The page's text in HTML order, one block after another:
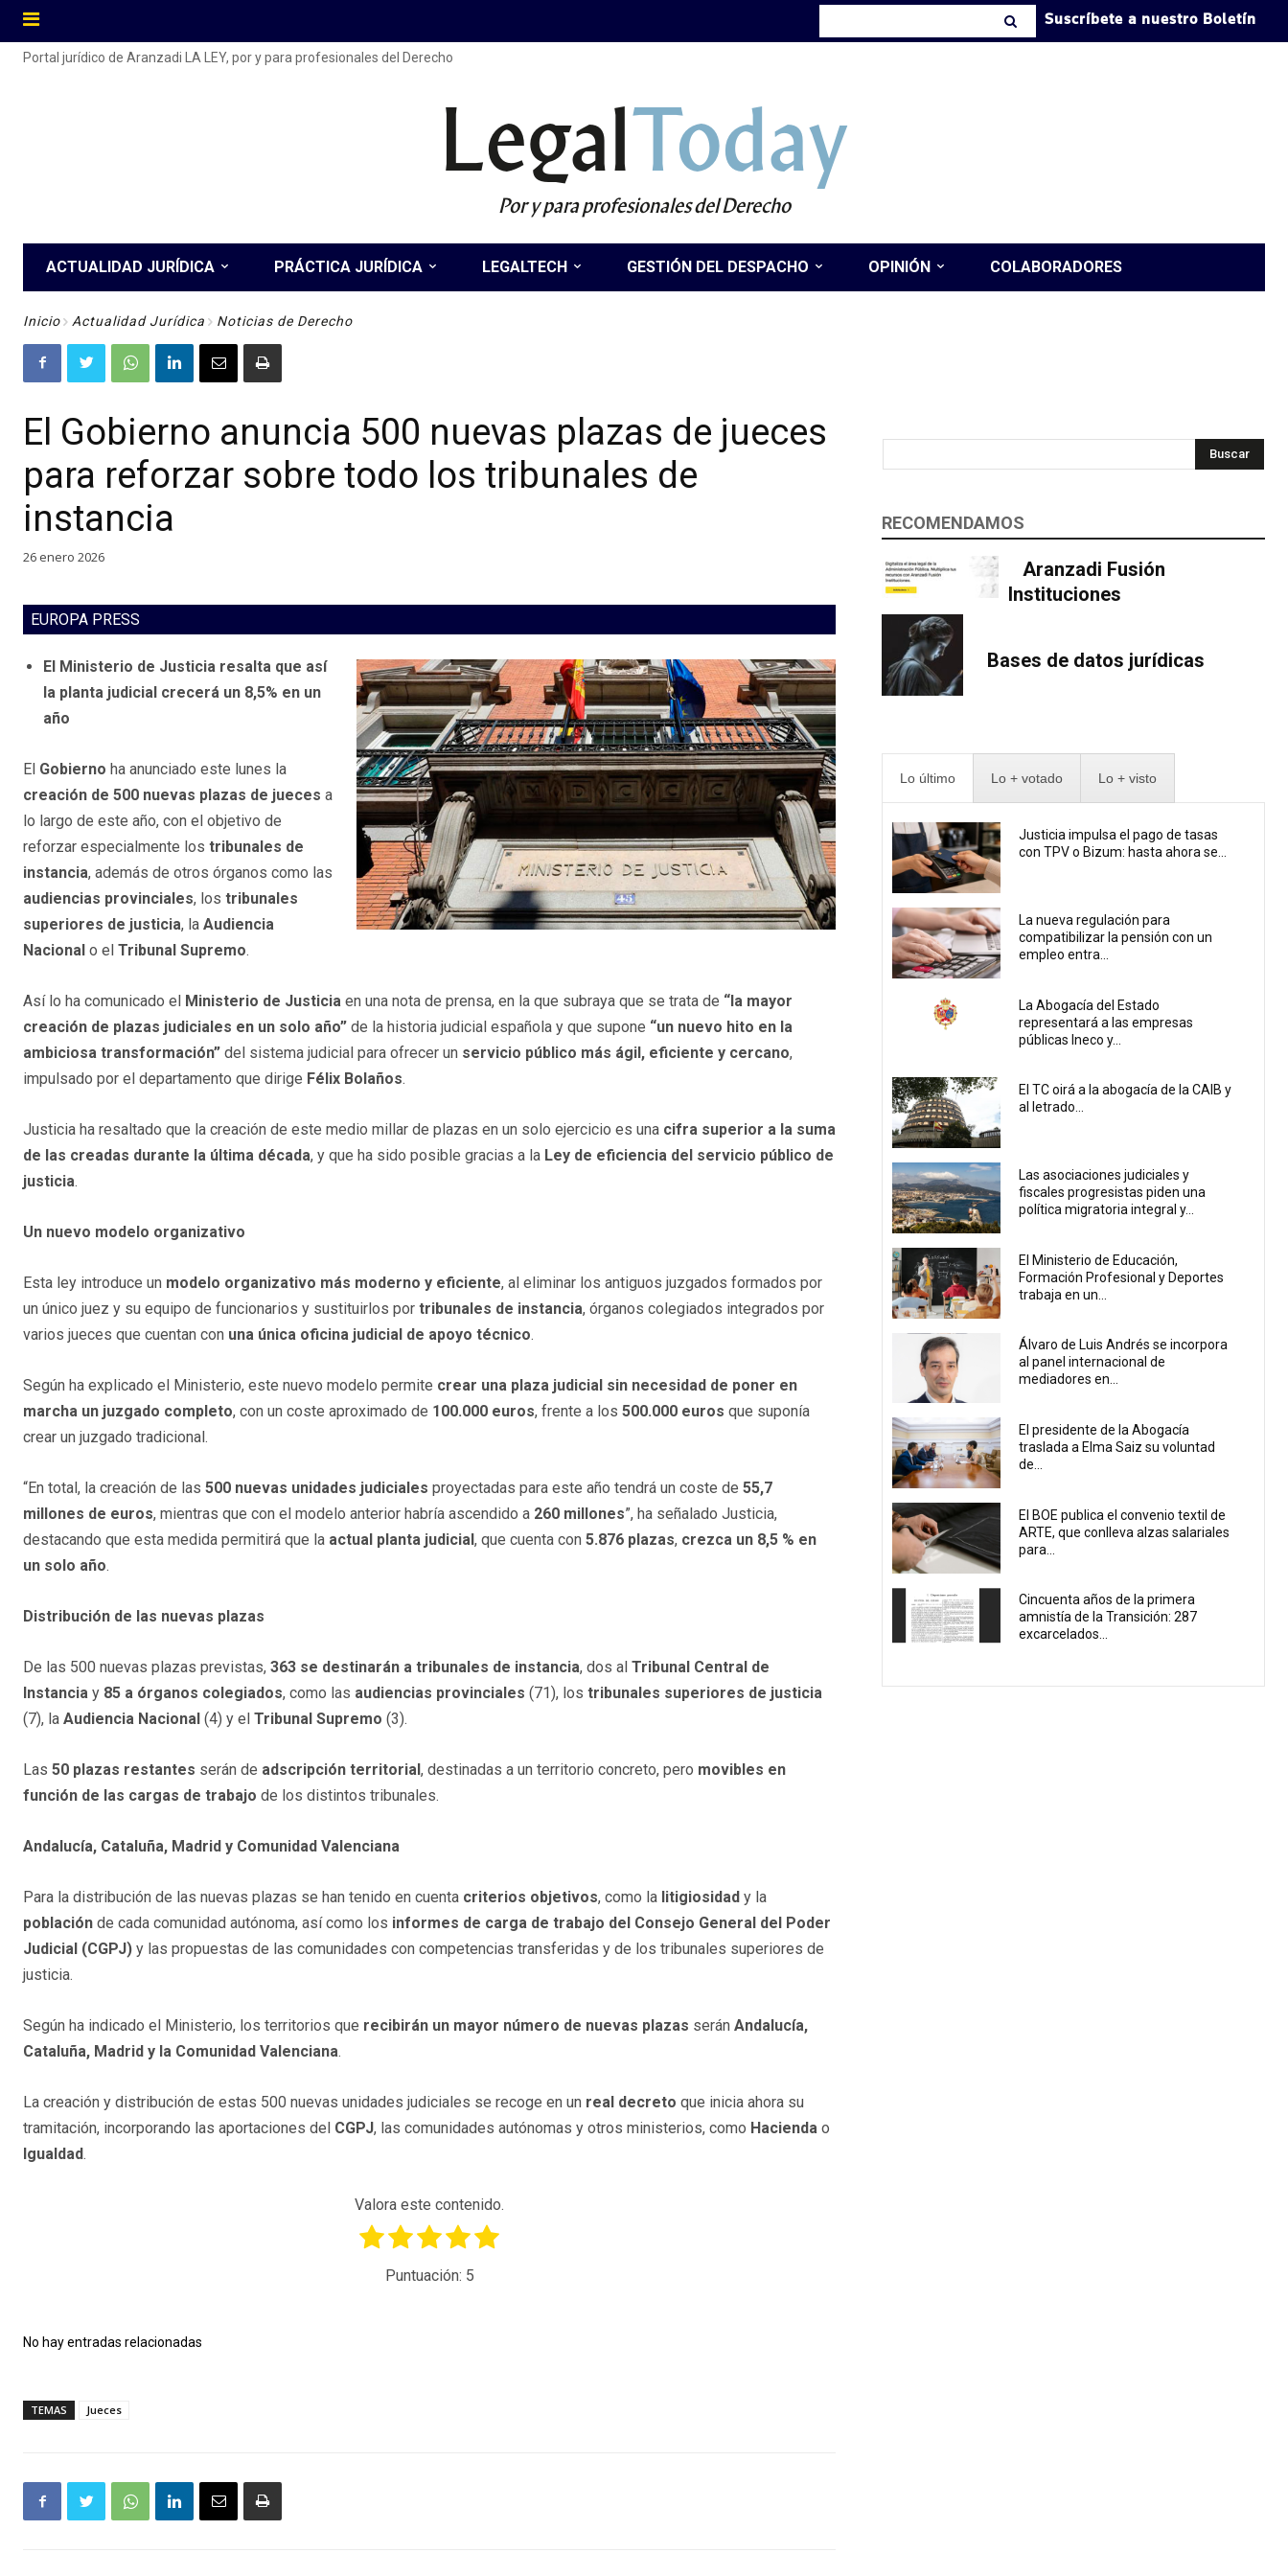
Suscríbete a nuestro Boletín
Portal jurídico de Aranzadi LA LEY, por y para profesionales del Derecho
LegalToday
Por y para profesionales del Derecho
ACTUALIDAD JURÍDICA PRÁCTICA JURÍDICA LEGALTECH GESTIÓN DEL DESPACHO OPINIÓN COLABORADORES
Inicio Actualidad Jurídica Noticias de Derecho
El Gobierno anuncia 500 nuevas plazas de jueces
para reforzar sobre todo los tribunales de
instancia
26 enero 2026
EUROPA PRESS
El Ministerio de Justicia resalta que así
la planta judicial crecerá un 8,5% en un
año
El Gobierno ha anunciado este lunes la
creación de 500 nuevas plazas de jueces a
lo largo de este año, con el objetivo de
reforzar especialmente los tribunales de
instancia, además de otros órganos como las
audiencias provinciales, los tribunales
superiores de justicia, la Audiencia
Nacional o el Tribunal Supremo.
Así lo ha comunicado el Ministerio de Justicia en una nota de prensa, en la que subraya que se trata de “la mayor
creación de plazas judiciales en un solo año” de la historia judicial española y que supone “un nuevo hito en la
ambiciosa transformación” del sistema judicial para ofrecer un servicio público más ágil, eficiente y cercano,
impulsado por el departamento que dirige Félix Bolaños.
Justicia ha resaltado que la creación de este medio millar de plazas en un solo ejercicio es una cifra superior a la suma
de las creadas durante la última década, y que ha sido posible gracias a la Ley de eficiencia del servicio público de
justicia.
Un nuevo modelo organizativo
Esta ley introduce un modelo organizativo más moderno y eficiente, al eliminar los antiguos juzgados formados por
un único juez y su equipo de funcionarios y sustituirlos por tribunales de instancia, órganos colegiados integrados por
varios jueces que cuentan con una única oficina judicial de apoyo técnico.
Según ha explicado el Ministerio, este nuevo modelo permite crear una plaza judicial sin necesidad de poner en
marcha un juzgado completo, con un coste aproximado de 100.000 euros, frente a los 500.000 euros que suponía
crear un juzgado tradicional.
“En total, la creación de las 500 nuevas unidades judiciales proyectadas para este año tendrá un coste de 55,7
millones de euros, mientras que con el modelo anterior habría ascendido a 260 millones”, ha señalado Justicia,
destacando que esta medida permitirá que la actual planta judicial , que cuenta con 5.876 plazas, crezca un 8,5 % en
un solo año.
Distribución de las nuevas plazas
De las 500 nuevas plazas previstas, 363 se destinarán a tribunales de instancia, dos al Tribunal Central de
Instancia y 85 a órganos colegiados, como las audiencias provinciales (71), los tribunales superiores de justicia
(7), la Audiencia Nacional (4) y el Tribunal Supremo (3).
Las 50 plazas restantes serán de adscripción territorial , destinadas a un territorio concreto, pero movibles en
función de las cargas de trabajo de los distintos tribunales.
Andalucía, Cataluña, Madrid y Comunidad Valenciana
Para la distribución de las nuevas plazas se han tenido en cuenta criterios objetivos, como la litigiosidad y la
población de cada comunidad autónoma, así como los informes de carga de trabajo del Consejo General del Poder
Judicial (CGPJ) y las propuestas de las comunidades con competencias transferidas y de los tribunales superiores de
justicia.
Según ha indicado el Ministerio, los territorios que recibirán un mayor número de nuevas plazas serán Andalucía,
Cataluña, Madrid y la Comunidad Valenciana.
La creación y distribución de estas 500 nuevas unidades judiciales se recoge en un real decreto que inicia ahora su
tramitación, incorporando las aportaciones del CGPJ, las comunidades autónomas y otros ministerios, como Hacienda o
Igualdad.
Valora este contenido.
Puntuación: 5
No hay entradas relacionadas
TEMAS Jueces
Buscar
RECOMENDAMOS
Aranzadi Fusión
Instituciones
Bases de datos jurídicas
Lo último Lo + votado Lo + visto
Justicia impulsa el pago de tasas
con TPV o Bizum: hasta ahora se...
La nueva regulación para
compatibilizar la pensión con un
empleo entra...
La Abogacía del Estado
representará a las empresas
públicas Ineco y...
El TC oirá a la abogacía de la CAIB y
al letrado...
Las asociaciones judiciales y
fiscales progresistas piden una
política migratoria integral y...
El Ministerio de Educación,
Formación Profesional y Deportes
trabaja en un...
Álvaro de Luis Andrés se incorpora
al panel internacional de
mediadores en...
El presidente de la Abogacía
traslada a Elma Saiz su voluntad
de...
El BOE publica el convenio textil de
ARTE, que conlleva alzas salariales
para...
Cincuenta años de la primera
amnistía de la Transición: 287
excarcelados...